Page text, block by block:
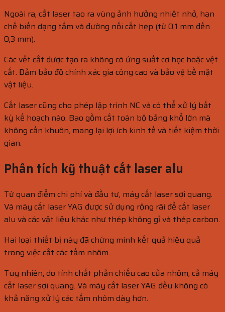
Ngoài ra, cắt laser tạo ra vùng ảnh hưởng nhiệt nhỏ, hạn
chế biến dạng tấm và đường nối cắt hẹp (từ 0,1 mm đến
0,3 mm).
Các vết cắt được tạo ra không có ứng suất cơ học hoặc vệt
cắt. Đảm bảo độ chính xác gia công cao và bảo vệ bề mặt
vật liệu.
Cắt laser cũng cho phép lập trình NC và có thể xử lý bất
kỳ kế hoạch nào. Bao gồm cắt toàn bộ bảng khổ lớn mà
không cần khuôn, mang lại lợi ích kinh tế và tiết kiệm thời
gian.
Phân tích kỹ thuật cắt laser alu
Từ quan điểm chi phí và đầu tư, máy cắt laser sợi quang.
Và máy cắt laser YAG được sử dụng rộng rãi để cắt laser
alu và các vật liệu khác như thép không gỉ và thép carbon.
Hai loại thiết bị này đã chứng minh kết quả hiệu quả
trong việc cắt các tấm nhôm.
Tuy nhiên, do tính chất phản chiếu cao của nhôm, cả máy
cắt laser sợi quang. Và máy cắt laser YAG đều không có
khả năng xử lý các tấm nhôm dày hơn.